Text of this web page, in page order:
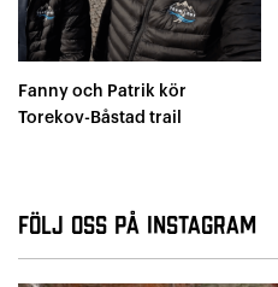
Fanny och Patrik kör
Torekov-Båstad trail
Följ oss på Instagram